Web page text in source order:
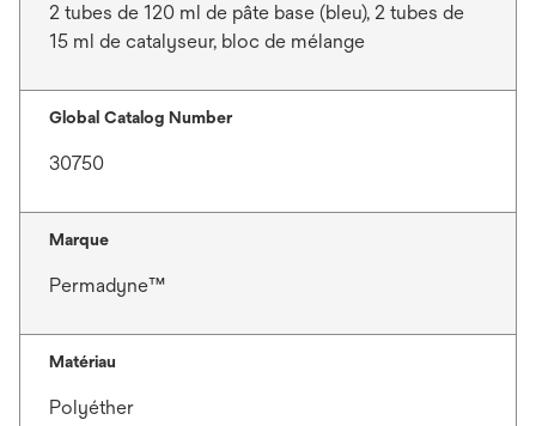
2 tubes de 120 ml de pâte base (bleu), 2 tubes de
15 ml de catalyseur, bloc de mélange
Global Catalog Number
30750
Marque
Permadyne™
Matériau
Polyéther